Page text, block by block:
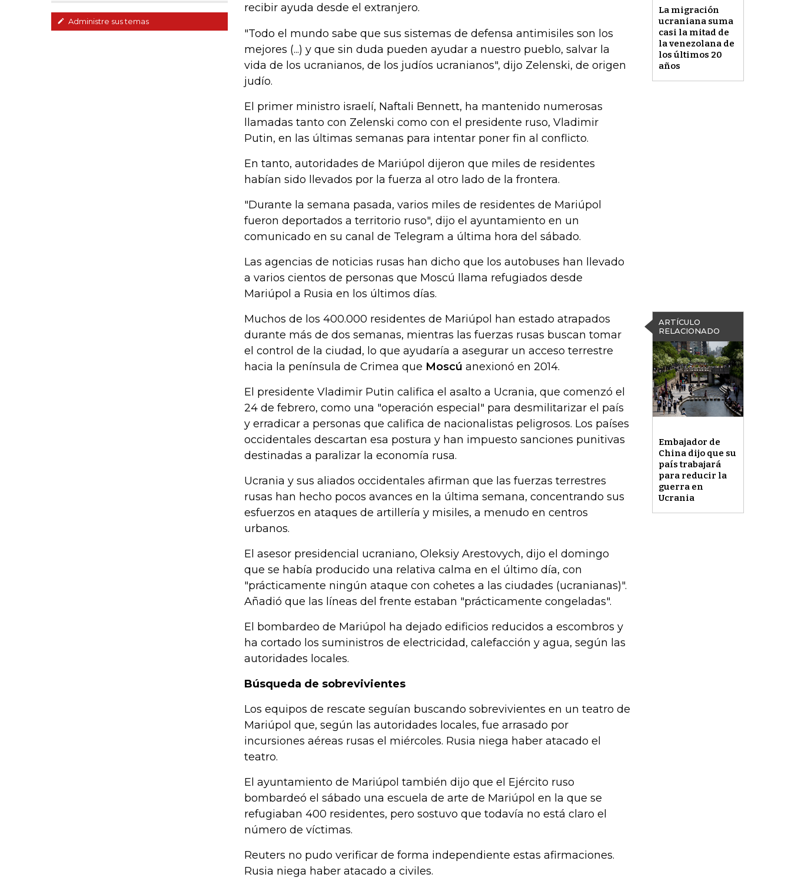
Administre sus temas
La migración
ucraniana suma
casi la mitad de
la venezolana de
los últimos 20
años
recibir ayuda desde el extranjero.
"Todo el mundo sabe que sus sistemas de defensa antimisiles son los
mejores (...) y que sin duda pueden ayudar a nuestro pueblo, salvar la
vida de los ucranianos, de los judíos ucranianos", dijo Zelenski, de origen
judío.
El primer ministro israelí, Naftali Bennett, ha mantenido numerosas
llamadas tanto con Zelenski como con el presidente ruso, Vladimir
Putin, en las últimas semanas para intentar poner fin al conflicto.
En tanto, autoridades de Mariúpol dijeron que miles de residentes
habían sido llevados por la fuerza al otro lado de la frontera.
"Durante la semana pasada, varios miles de residentes de Mariúpol
fueron deportados a territorio ruso", dijo el ayuntamiento en un
comunicado en su canal de Telegram a última hora del sábado.
Las agencias de noticias rusas han dicho que los autobuses han llevado
a varios cientos de personas que Moscú llama refugiados desde
Mariúpol a Rusia en los últimos días.
ARTÍCULO
RELACIONADO
Embajador de
China dijo que su
país trabajará
para reducir la
guerra en
Ucrania
Muchos de los 400.000 residentes de Mariúpol han estado atrapados
durante más de dos semanas, mientras las fuerzas rusas buscan tomar
el control de la ciudad, lo que ayudaría a asegurar un acceso terrestre
hacia la península de Crimea que Moscú anexionó en 2014.
El presidente Vladimir Putin califica el asalto a Ucrania, que comenzó el
24 de febrero, como una "operación especial" para desmilitarizar el país
y erradicar a personas que califica de nacionalistas peligrosos. Los países
occidentales descartan esa postura y han impuesto sanciones punitivas
destinadas a paralizar la economía rusa.
Ucrania y sus aliados occidentales afirman que las fuerzas terrestres
rusas han hecho pocos avances en la última semana, concentrando sus
esfuerzos en ataques de artillería y misiles, a menudo en centros
urbanos.
El asesor presidencial ucraniano, Oleksiy Arestovych, dijo el domingo
que se había producido una relativa calma en el último día, con
"prácticamente ningún ataque con cohetes a las ciudades (ucranianas)".
Añadió que las líneas del frente estaban "prácticamente congeladas".
El bombardeo de Mariúpol ha dejado edificios reducidos a escombros y
ha cortado los suministros de electricidad, calefacción y agua, según las
autoridades locales.
Búsqueda de sobrevivientes
Los equipos de rescate seguían buscando sobrevivientes en un teatro de
Mariúpol que, según las autoridades locales, fue arrasado por
incursiones aéreas rusas el miércoles. Rusia niega haber atacado el
teatro.
El ayuntamiento de Mariúpol también dijo que el Ejército ruso
bombardeó el sábado una escuela de arte de Mariúpol en la que se
refugiaban 400 residentes, pero sostuvo que todavía no está claro el
número de víctimas.
Reuters no pudo verificar de forma independiente estas afirmaciones.
Rusia niega haber atacado a civiles.